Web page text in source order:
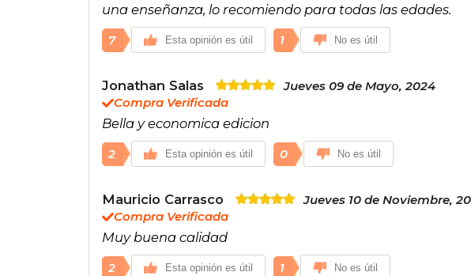
una enseñanza, lo recomiendo para todas las edades.
7 Esta opinión es útil 1 No es útil
Jonathan Salas
Jueves 09 de Mayo, 2024
Compra Verificada
Bella y economica edicion
2 Esta opinión es útil 0 No es útil
Mauricio Carrasco
Jueves 10 de Noviembre,
Compra Verificada
Muy buena calidad
2 Esta opinión es útil 1 No es útil